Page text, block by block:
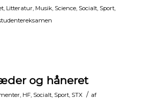
, Litteratur, Musik, Science, Socialt, Sport,
og håneret
, HF, Socialt, Sport, STX / af